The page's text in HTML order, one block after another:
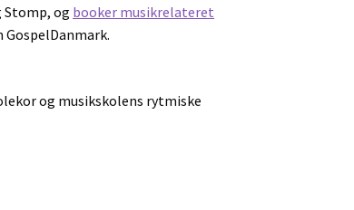
Stomp, og booker musikrelateret
GospelDanmark.
og musikskolens rytmiske